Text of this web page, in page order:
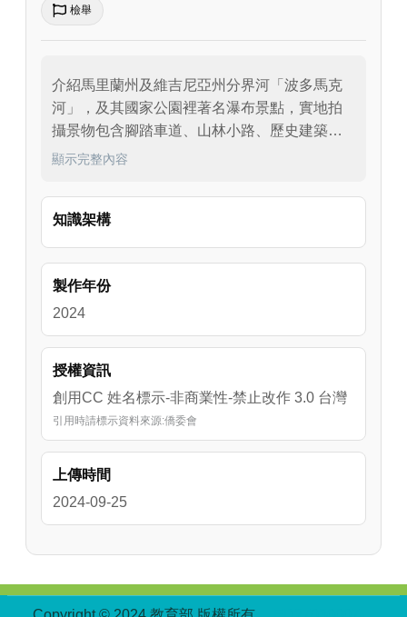
檢舉
介紹馬里蘭州及維吉尼亞州分界河「波多馬克
河」，及其國家公園裡著名瀑布景點，實地拍
攝景物包含腳踏車道、山林小路、歷史建築
等。
顯示完整內容
知識架構
製作年份
2024
授權資訊
創用CC 姓名標示-非商業性-禁止改作 3.0 台灣
引用時請標示資料來源:僑委會
上傳時間
2024-09-25